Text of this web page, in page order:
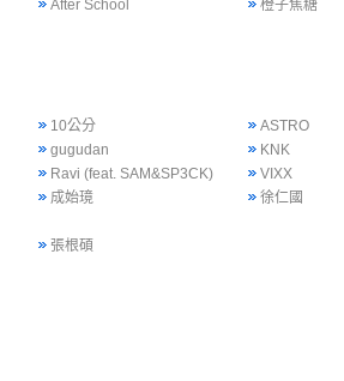
After School 橙子焦糖
10公分
ASTRO
gugudan
KNK
Ravi (feat. SAM&SP3CK)
VIXX
成始璄
徐仁國
張根碩